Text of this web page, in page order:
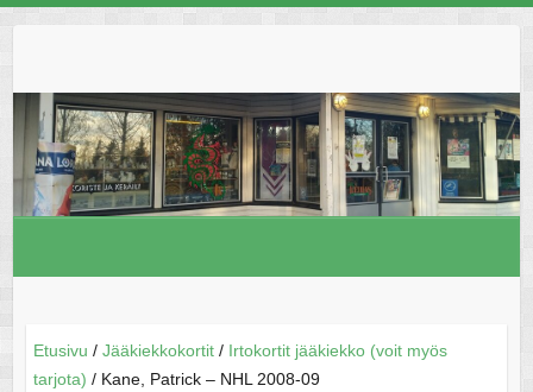
Etusivu / Jääkiekkokortit/ Irtokortit jääkiekko (voit myös
tarjota) / Kane, Patrick – NHL 2008-09